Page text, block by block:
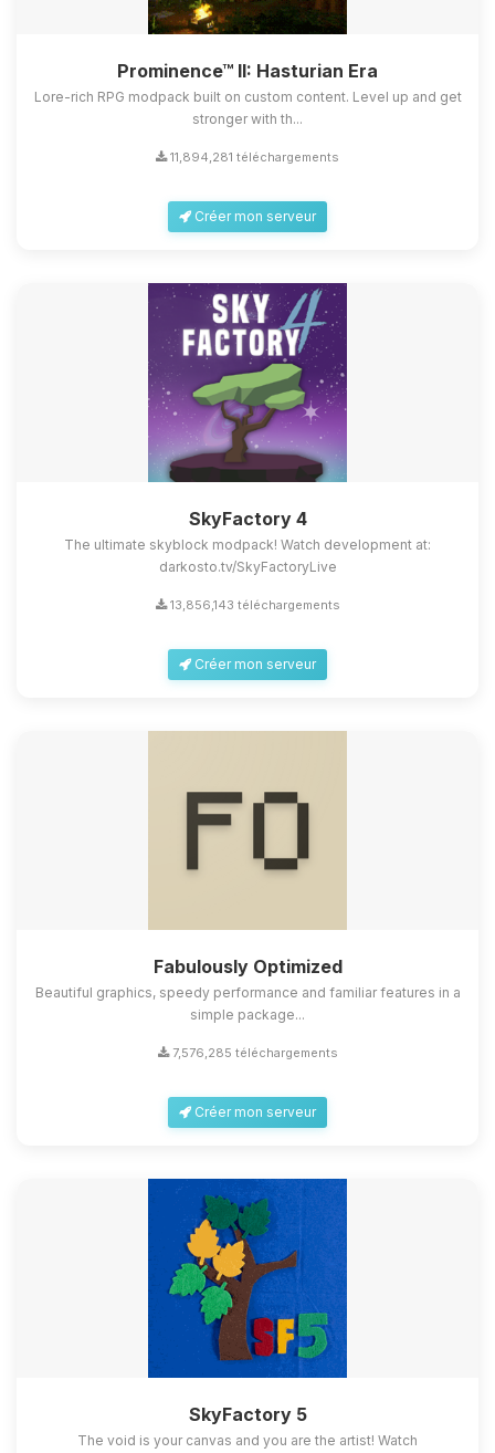
Prominence™ II: Hasturian Era
Lore-rich RPG modpack built on custom content. Level up and get
stronger with th...
11,894,281 téléchargements
Créer mon serveur
SkyFactory 4
The ultimate skyblock modpack! Watch development at:
darkosto.tv/SkyFactoryLive
13,856,143 téléchargements
Créer mon serveur
Fabulously Optimized
Beautiful graphics, speedy performance and familiar features in a
simple package...
7,576,285 téléchargements
Créer mon serveur
SkyFactory 5
The void is your canvas and you are the artist! Watch